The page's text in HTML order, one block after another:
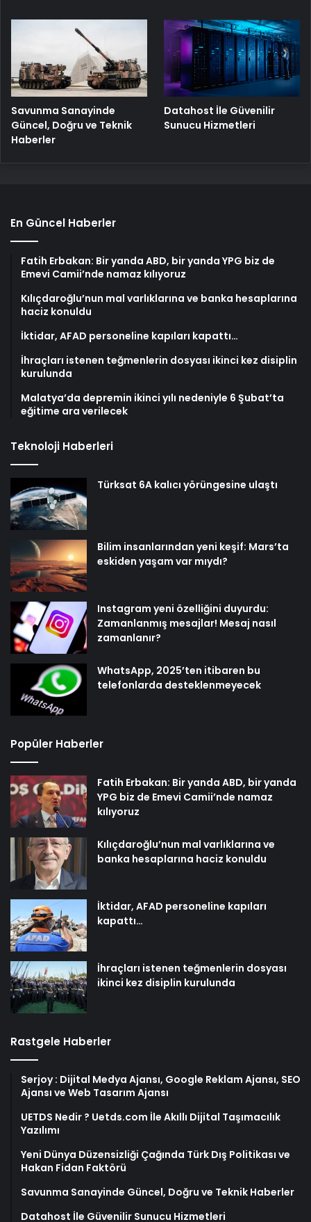
Savunma Sanayinde
Güncel, Doğru ve Teknik
Haberler
Datahost İle Güvenilir
Sunucu Hizmetleri
En Güncel Haberler
Fatih Erbakan: Bir yanda ABD, bir yanda YPG biz de
Emevi Camii’nde namaz kılıyoruz
Kılıçdaroğlu’nun mal varlıklarına ve banka hesaplarına
haciz konuldu
İktidar, AFAD personeline kapıları kapattı…
İhraçları istenen teğmenlerin dosyası ikinci kez disiplin
kurulunda
Malatya’da depremin ikinci yılı nedeniyle 6 Şubat’ta
eğitime ara verilecek
Teknoloji Haberleri
Türksat 6A kalıcı yörüngesine ulaştı
Bilim insanlarından yeni keşif: Mars’ta
eskiden yaşam var mıydı?
Instagram yeni özelliğini duyurdu:
Zamanlanmış mesajlar! Mesaj nasıl
zamanlanır?
WhatsApp, 2025’ten itibaren bu
telefonlarda desteklenmeyecek
Popüler Haberler
Fatih Erbakan: Bir yanda ABD, bir yanda
YPG biz de Emevi Camii’nde namaz
kılıyoruz
Kılıçdaroğlu’nun mal varlıklarına ve
banka hesaplarına haciz konuldu
İktidar, AFAD personeline kapıları
kapattı…
İhraçları istenen teğmenlerin dosyası
ikinci kez disiplin kurulunda
Rastgele Haberler
Serjoy : Dijital Medya Ajansı, Google Reklam Ajansı, SEO
Ajansı ve Web Tasarım Ajansı
UETDS Nedir ? Uetds.com İle Akıllı Dijital Taşımacılık
Yazılımı
Yeni Dünya Düzensizliği Çağında Türk Dış Politikası ve
Hakan Fidan Faktörü
Savunma Sanayinde Güncel, Doğru ve Teknik Haberler
Datahost İle Güvenilir Sunucu Hizmetleri